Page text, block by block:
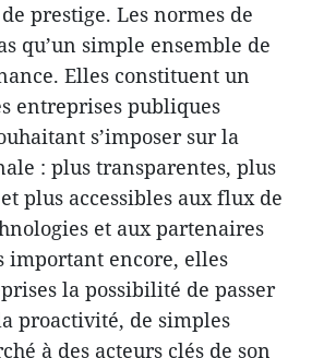
prestige. Les normes de
qu’un simple ensemble de
Elles constituent un
entreprises publiques
s’imposer sur la
: plus transparentes, plus
plus accessibles aux flux de
et aux partenaires
important encore, elles
la possibilité de passer
proactivité, de simples
à des acteurs clés de son